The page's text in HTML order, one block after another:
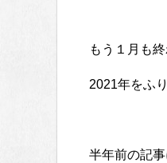
もう１月も
2021年をふ
半年前の記事